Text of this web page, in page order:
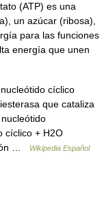
(ATP) es una
un azúcar (ribosa),
para las funciones
energía que unen
cíclico
que cataliza
cíclico + H2O
…
Wikipedia Español